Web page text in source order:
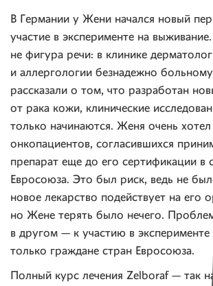
В Германии у Жени начался новый
участие в эксперименте на выживание.
не фигура речи: в клинике
и аллергологии безнадежно больному
рассказали о том, что разработан
от рака кожи, клинические
только начинаются. Женя очень хотел
онкопациентов, согласившихся
препарат еще до его сертификации в
Евросоюза. Это был риск, ведь не
новое лекарство подействует на его
но Жене терять было нечего.
в другом — к участию в эксперименте
только граждане стран Евросоюза.
Полный курс лечения Zelboraf — так